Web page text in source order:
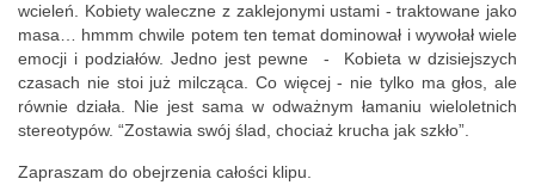
wcieleń. Kobiety waleczne z zaklejonymi ustami - traktowane jako
masa… hmmm chwile potem ten temat dominował i wywołał wiele
emocji i podziałów. Jedno jest pewne - Kobieta w dzisiejszych
czasach nie stoi już milcząca. Co więcej - nie tylko ma głos, ale
równie działa. Nie jest sama w odważnym łamaniu wieloletnich
stereotypów. “Zostawia swój ślad, chociaż krucha jak szkło”.
Zapraszam do obejrzenia całości klipu.